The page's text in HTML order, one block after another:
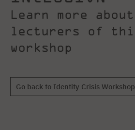
Learn more
lecturers of
workshop
Go back to Identity Crisis